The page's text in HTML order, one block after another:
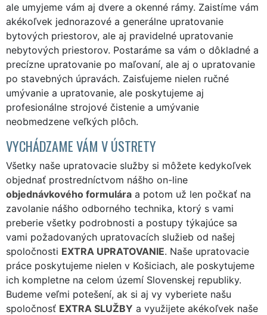
ale umyjeme vám aj dvere a okenné rámy. Zaistíme vám
akékoľvek jednorazové a generálne upratovanie
bytových priestorov, ale aj pravidelné upratovanie
nebytových priestorov. Postaráme sa vám o dôkladné a
precízne upratovanie po maľovaní, ale aj o upratovanie
po stavebných úpravách. Zaisťujeme nielen ručné
umývanie a upratovanie, ale poskytujeme aj
profesionálne strojové čistenie a umývanie
neobmedzene veľkých plôch.
VYCHÁDZAME VÁM V ÚSTRETY
Všetky naše upratovacie služby si môžete kedykoľvek
objednať prostredníctvom nášho on-line
objednávkového formulára a potom už len počkať na
zavolanie nášho odborného technika, ktorý s vami
preberie všetky podrobnosti a postupy týkajúce sa
vami požadovaných upratovacích služieb od našej
spoločnosti EXTRA UPRATOVANIE. Naše upratovacie
práce poskytujeme nielen v Košiciach, ale poskytujeme
ich kompletne na celom území Slovenskej republiky.
Budeme veľmi potešení, ak si aj vy vyberiete našu
spoločnosť EXTRA SLUŽBY a využijete akékoľvek naše